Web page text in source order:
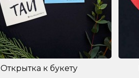
Открытка к букету